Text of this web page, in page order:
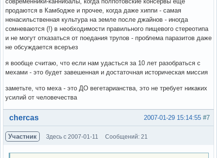
продаются в Камбодже и прочее, когда даже хиппи - самая
ненасильственная культура на земле после джайнов - иногда
сомневаются (!) в необходимости правильного пищевого стереотипа
и не могут отказаться от поедания трупов - проблема паразитов даже
не обсуждается всеръез
я вообще считаю, что если нам удасться за 10 лет разобраться с
мехами - это будет завешенная и достаточная историческая миссия
заметьте, что меха - это ДО вегетарианства, это не требует никаких
усилий от человечества
Вне форума #7
2007-01-29 15:14:55
chercas
Участник Здесь с 2007-01-11 Сообщений: 21